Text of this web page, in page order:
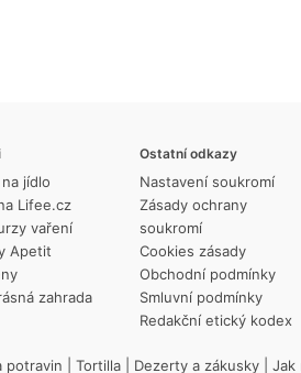
jídlo
Lifee.cz
vaření
Apetit
zahrada
Ostatní odkazy
Nastavení soukromí
Zásady ochrany
soukromí
Cookies zásady
Obchodní podmínky
Smluvní podmínky
Redakční etický kodex
potravin Tortilla Dezerty a zákusky Jak